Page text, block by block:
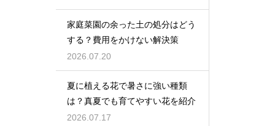
家庭菜園の余った土の処分はどう
する？費用をかけない解決策
2026.07.20
夏に植える花で暑さに強い種類
は？真夏でも育てやすい花を紹介
2026.07.17